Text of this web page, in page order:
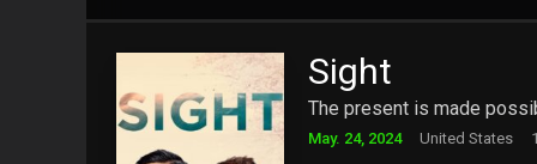
Sight
The present is made
May. 24, 2024 United States